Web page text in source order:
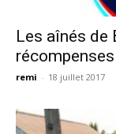
Les aînés de
remi - 18 juillet 2017